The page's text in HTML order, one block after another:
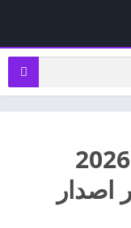
تحميل واتساب الذهبي 2026